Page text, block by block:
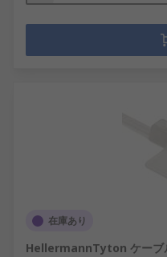
在庫あり
HellermannTyton ケーブ